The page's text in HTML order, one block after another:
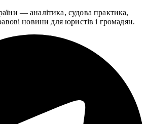
— аналітика, судова практика,
новини для юристів і громадян.